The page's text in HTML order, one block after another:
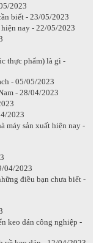
2023
biết - 23/05/2023
nay - 22/05/2023
thực phẩm) là gì -
- 05/05/2023
- 28/04/2023
2023
máy sản xuất hiện nay -
04/2023
điều bạn chưa biết -
keo dán công nghiệp -